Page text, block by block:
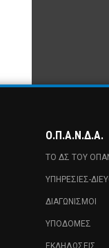
Ο.Π.Α.Ν.Δ.Α.
ΤΟ ΔΣ ΤΟΥ
ΥΠΗΡΕΣΊΕΣ-
ΔΙΑΓΩΝΙΣΜΟΊ
ΥΠΟΔΟΜΈΣ
ΕΚΔΗΛΏΣΕΙΣ